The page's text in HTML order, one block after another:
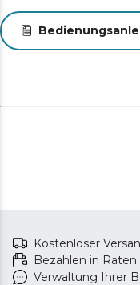
Kostenloser
Bezahlen in Raten
Verwaltung Ihrer